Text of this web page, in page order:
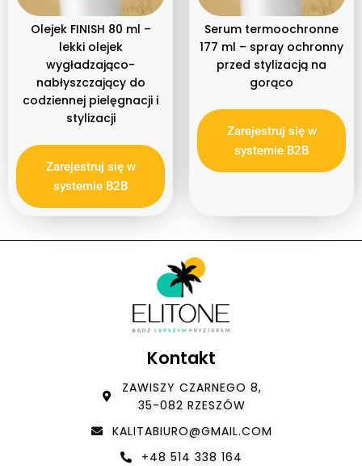
Harmonogram Kapilarny
Rodzaj produktu
Olejek
Spray
Typ włosów
Bez objętości
Blond
Farbowane
Rude
Kręcone
Osłabione i wypadające
Przetłuszczające się, z łupieżem
Suche i zniszczone
Olejek FINISH 80 ml –
lekki olejek
wygładzająco-
nabłyszczający do
codziennej pielęgnacji i
stylizacji
Zarejestruj się w
systemie B2B
Serum termoochronne
177 ml – spray ochronny
przed stylizacją na
gorąco
Zarejestruj się w
systemie B2B
Kontakt
ZAWISZY CZARNEGO 8,
35-082 RZESZÓW
KALITABIURO@GMAIL.COM
+48 514 338 164